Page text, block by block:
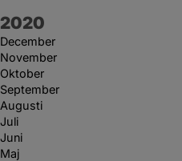
År:
2020
December
November
Oktober
September
Augusti
Juli
Juni
Maj